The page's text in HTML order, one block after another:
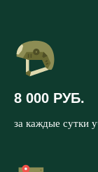
8 000 РУБ.
за каждые сутки